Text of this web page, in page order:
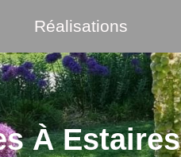
Réalisations
À Estaires